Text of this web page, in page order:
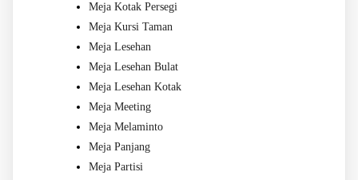
Meja Kotak Persegi
Meja Kursi Taman
Meja Lesehan
Meja Lesehan Bulat
Meja Lesehan Kotak
Meja Meeting
Meja Melaminto
Meja Panjang
Meja Partisi